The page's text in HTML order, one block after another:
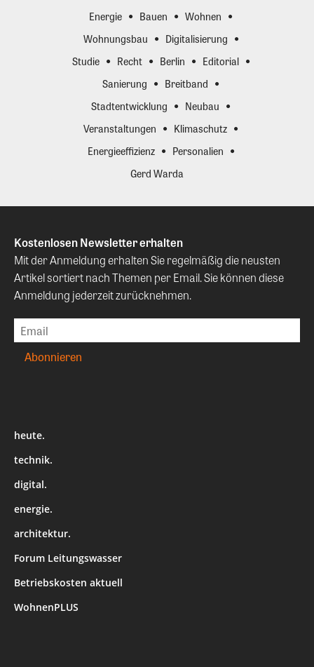
Energie Bauen
Wohnen
Wohnungsbau
Digitalisierung
Studie
Recht Berlin
Editorial
Sanierung
Breitband
Stadtentwicklung
Neubau
Veranstaltungen
Klimaschutz
Energieeffizienz
Personalien
Gerd Warda
Kostenlosen Newsletter erhalten
Mit der Anmeldung erhalten Sie regelmäßig die neusten
Artikel sortiert nach Themen per Email. Sie können diese
Anmeldung jederzeit zurücknehmen.
heute.
technik.
digital.
energie.
architektur.
Forum Leitungswasser
Betriebskosten aktuell
WohnenPLUS